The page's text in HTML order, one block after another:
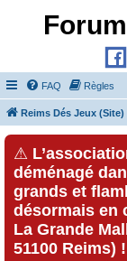
FAQ Règles
Reims Dés Jeux (Site)
⚠
déménagé
grands et
désormais en
La Grande
51100 Reims)